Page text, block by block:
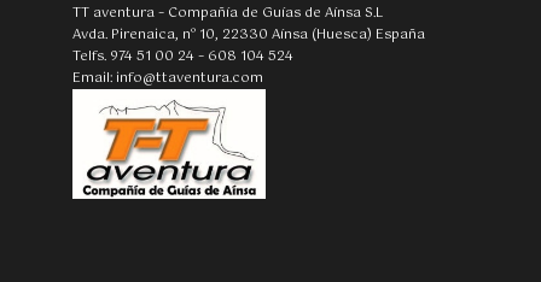
TT aventura – Compañía de Guías de Aínsa S.L
Avda. Pirenaica, nº 10, 22330 Aínsa (Huesca) España
Telfs. 974 51 00 24 – 608 104 524
Email: info@ttaventura.com